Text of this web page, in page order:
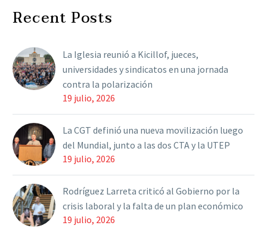
secretarios generales de
Recent Posts
La Iglesia reunió a Kicillof, jueces,
universidades y sindicatos en una jornada
contra la polarización
19 julio, 2026
La CGT definió una nueva movilización luego
del Mundial, junto a las dos CTA y la UTEP
19 julio, 2026
Rodríguez Larreta criticó al Gobierno por la
crisis laboral y la falta de un plan económico
19 julio, 2026